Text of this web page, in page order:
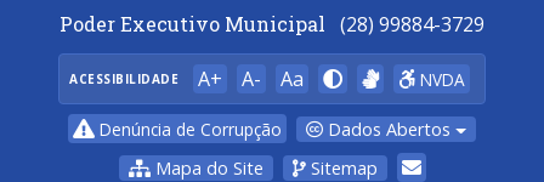
Poder Executivo Municipal (28) 99884-3729
ACESSIBILIDADE A+ A- Aa NVDA
Denúncia de Corrupção
Dados Abertos
Mapa do Site
Sitemap